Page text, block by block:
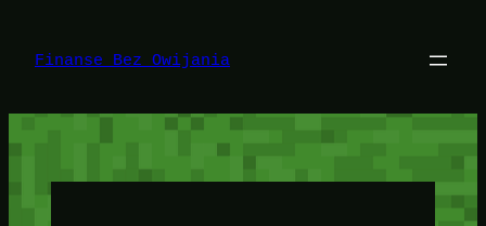
treści
Finanse Bez Owijania